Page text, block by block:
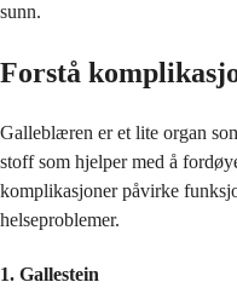
sunn.
Forstå
Galleblæren er et lite organ
stoff som hjelper med å
komplikasjoner påvirke
helseproblemer.
1. Gallestein